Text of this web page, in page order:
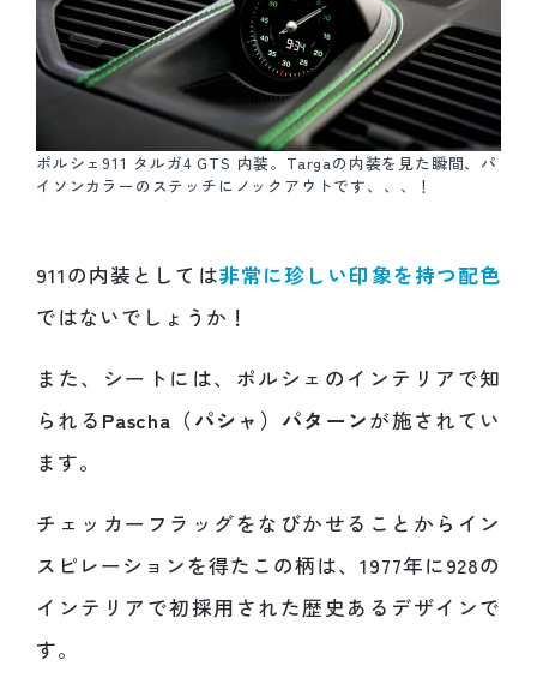
ポルシェ911 タルガ4 GTS 内装。Targaの内装を見た瞬間、パ
イソンカラーのステッチにノックアウトです、、、！
911の内装としては非常に珍しい印象を持つ配色
ではないでしょうか！
また、シートには、ポルシェのインテリアで知
られる Pascha（パシャ）パターンが施されてい
ます。
チェッカーフラッグをなびかせることからイン
スピレーションを得たこの柄は、1977年に928の
インテリアで初採用された歴史あるデザインで
す。